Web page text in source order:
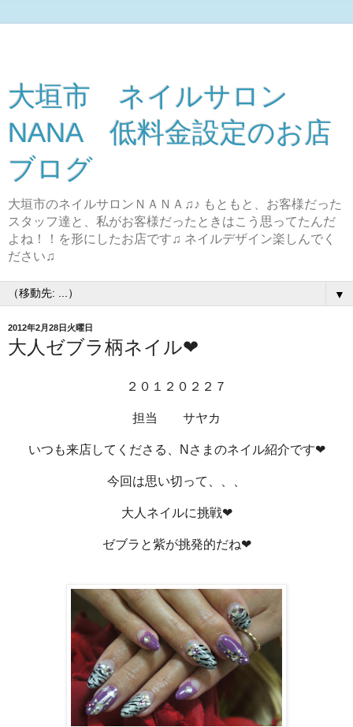
大垣市 ネイルサロン
NANA 低料金設定のお店
ブログ
大垣市のネイルサロンＮＡＮＡ♫♪ もともと、お客様だった
スタッフ達と、私がお客様だったときはこう思ってたんだ
よね！！を形にしたお店です♫ ネイルデザイン楽しんでく
ださい♫
▼
2012年2月28日火曜日
大人ゼブラ柄ネイル❤
２０１２０２２７
担当 サヤカ
いつも来店してくださる、Nさまのネイル紹介です❤
今回は思い切って、、、
大人ネイルに挑戦❤
ゼブラと紫が挑発的だね❤